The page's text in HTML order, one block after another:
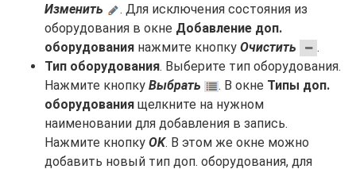
Изменить
. Для исключения состояния из
оборудования в окне Добавление доп.
оборудования нажмите кнопку Очистить
.
Тип оборудования. Выберите тип оборудования.
Нажмите кнопку Выбрать . В окне Типы доп.
оборудования щелкните на нужном
наименовании для добавления в запись.
Нажмите кнопку OK. В этом же окне можно
добавить новый тип доп. оборудования, для